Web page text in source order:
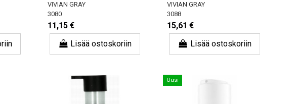
VIVIAN GRAY
3080
11,15 €
Lisää ostoskoriin
VIVIAN GRAY
3088
15,61 €
Lisää ostoskoriin
Uusi